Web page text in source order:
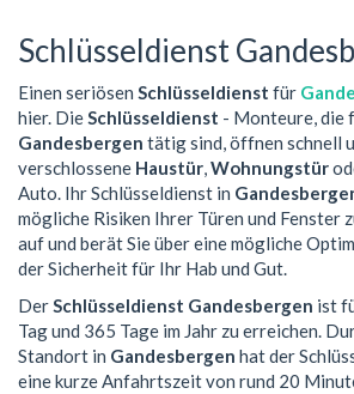
Schlüsseldienst
Einen seriösen Schlüsseldienst für
hier. DieSchlüsseldienst - Monteure, die
Gandesbergen tätig sind, öffnen schnell
verschlossene Haustür,Wohnungstür
Auto. Ihr Schlüsseldienst in
mögliche Risiken Ihrer Türen und Fenster
auf und berät Sie über eine mögliche
der Sicherheit für Ihr Hab und Gut.
DerSchlüsseldienst Gandesbergen ist
Tag und 365 Tage im Jahr zu erreichen.
Standort in Gandesbergen hat der
eine kurze Anfahrtszeit von rund 20